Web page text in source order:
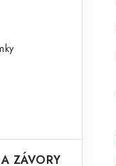
ZÁVORY